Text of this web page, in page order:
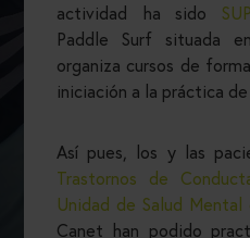
actividad ha sido
Paddle Surf situada
organiza cursos de
iniciación a la práctica
Así pues, los y las
Trastornos de
Unidad de Salud
Canet han podido